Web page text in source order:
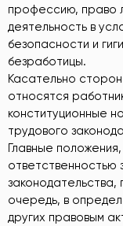
профессию, право
деятельность в
безопасности и
безработицы.
Касательно
относятся
конституционные
трудового
Главные
ответственностью
очередь, в
других правовым